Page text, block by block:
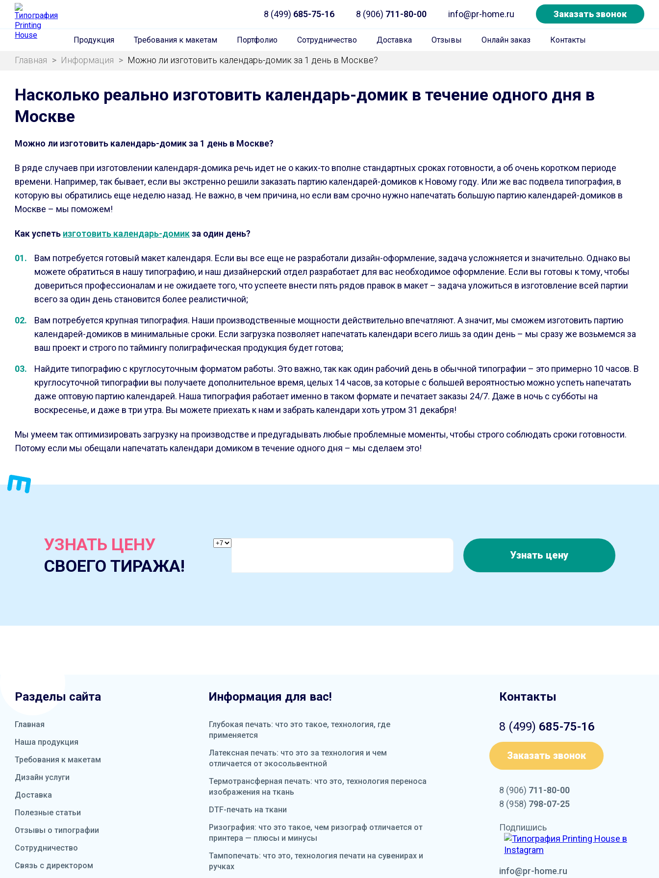
8 (499) 685-75-16 8 (906) 711-80-00 info@pr-home.ru Заказать звонок
Продукция Требования к макетам Портфолио Сотрудничество Доставка Отзывы Онлайн заказ Контакты
Главная > Информация > Можно ли изготовить календарь-домик за 1 день в Москве?
Насколько реально изготовить календарь-домик в течение одного дня в
Москве
Можно ли изготовить календарь-домик за 1 день в Москве?
В ряде случаев при изготовлении календаря-домика речь идет не о каких-то вполне стандартных сроках готовности, а об очень коротком периоде
времени. Например, так бывает, если вы экстренно решили заказать партию календарей-домиков к Новому году. Или же вас подвела типография, в
которую вы обратились еще неделю назад. Не важно, в чем причина, но если вам срочно нужно напечатать большую партию календарей-домиков в
Москве – мы поможем!
Как успеть изготовить календарь-домикза один день?
Вам потребуется готовый макет календаря. Если вы все еще не разработали дизайн-оформление, задача усложняется и значительно. Однако вы
можете обратиться в нашу типографию, и наш дизайнерский отдел разработает для вас необходимое оформление. Если вы готовы к тому, чтобы
довериться профессионалам и не ожидаете того, что успеете внести пять рядов правок в макет – задача уложиться в изготовление всей партии
всего за один день становится более реалистичной;
Вам потребуется крупная типография. Наши производственные мощности действительно впечатляют. А значит, мы сможем изготовить партию
календарей-домиков в минимальные сроки. Если загрузка позволяет напечатать календари всего лишь за один день – мы сразу же возьмемся за
ваш проект и строго по таймингу полиграфическая продукция будет готова;
Найдите типографию с круглосуточным форматом работы. Это важно, так как один рабочий день в обычной типографии – это примерно 10 часов. В
круглосуточной типографии вы получаете дополнительное время, целых 14 часов, за которые с большей вероятностью можно успеть напечатать
даже оптовую партию календарей. Наша типография работает именно в таком формате и печатает заказы 24/7. Даже в ночь с субботы на
воскресенье, и даже в три утра. Вы можете приехать к нам и забрать календари хоть утром 31 декабря!
Мы умеем так оптимизировать загрузку на производстве и предугадывать любые проблемные моменты, чтобы строго соблюдать сроки готовности.
Потому если мы обещали напечатать календари домиком в течение одного дня – мы сделаем это!
УЗНАТЬ ЦЕНУ
СВОЕГО ТИРАЖА!
Узнать цену
Разделы сайта
Главная
Наша продукция
Требования к макетам
Дизайн услуги
Доставка
Полезные статьи
Отзывы о типографии
Сотрудничество
Связь с директором
Информация для вас!
Глубокая печать: что это такое, технология, где
применяется
Латексная печать: что это за технология и чем
отличается от экосольвентной
Термотрансферная печать: что это, технология переноса
изображения на ткань
DTF-печать на ткани
Ризография: что это такое, чем ризограф отличается от
принтера — плюсы и минусы
Тампопечать: что это, технология печати на сувенирах и
ручках
Контакты
8 (499) 685-75-16
Заказать звонок
8 (906) 711-80-00
8 (958) 798-07-25
Подпишись
info@pr-home.ru